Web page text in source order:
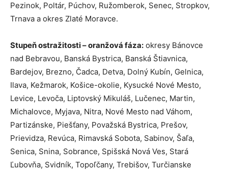
Pezinok, Poltár, Púchov, Ružomberok, Senec, Stropkov,
Trnava a okres Zlaté Moravce.
Stupeň ostražitosti – oranžová fáza: okresy Bánovce
nad Bebravou, Banská Bystrica, Banská Štiavnica,
Bardejov, Brezno, Čadca, Detva, Dolný Kubín, Gelnica,
Ilava, Kežmarok, Košice-okolie, Kysucké Nové Mesto,
Levice, Levoča, Liptovský Mikuláš, Lučenec, Martin,
Michalovce, Myjava, Nitra, Nové Mesto nad Váhom,
Partizánske, Piešťany, Považská Bystrica, Prešov,
Prievidza, Revúca, Rimavská Sobota, Sabinov, Šaľa,
Senica, Snina, Sobrance, Spišská Nová Ves, Stará
Ľubovňa, Svidník, Topoľčany, Trebišov, Turčianske